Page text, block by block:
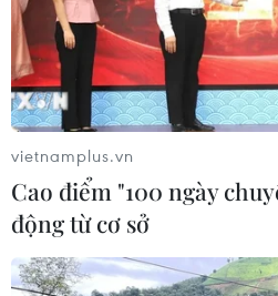
vietnamplus.vn
Cao điểm "100 ngày
động từ cơ sở